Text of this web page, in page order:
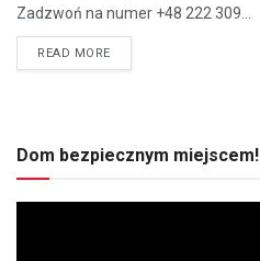
Zadzwoń na numer +48 222 309...
READ MORE
Dom bezpiecznym miejscem!